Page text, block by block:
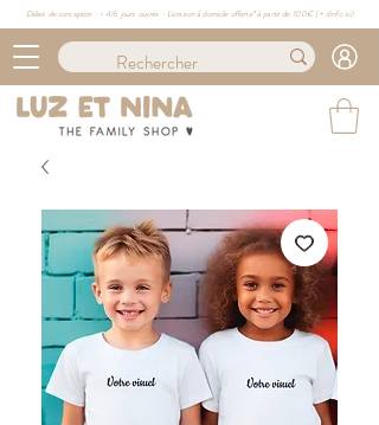
Délais de conception : ≈ 4/6 jours ouvrés · Livraison à domicile offerte* à partir de 100€ (+ d'info ici)